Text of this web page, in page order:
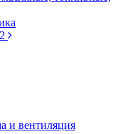
и вентиляция